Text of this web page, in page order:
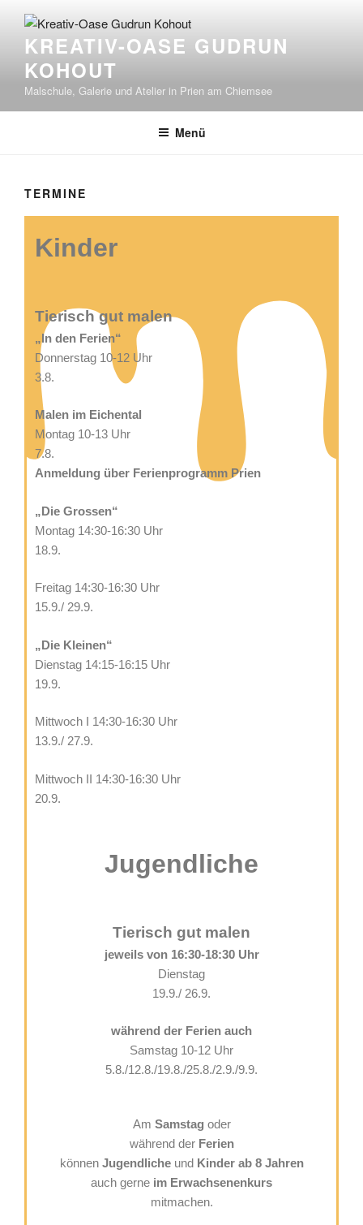
KREATIV-OASE GUDRUN
KOHOUT
Malschule, Galerie und Atelier in Prien am Chiemsee
Menü
TERMINE
Kinder
Tierisch gut malen
„In den Ferien“
Donnerstag 10-12 Uhr
3.8.
Malen im Eichental
Montag 10-13 Uhr
7.8.
Anmeldung über Ferienprogramm Prien
„Die Grossen“
Montag 14:30-16:30 Uhr
18.9.
Freitag 14:30-16:30 Uhr
15.9./ 29.9.
„Die Kleinen“
Dienstag 14:15-16:15 Uhr
19.9.
Mittwoch I 14:30-16:30 Uhr
13.9./ 27.9.
Mittwoch II 14:30-16:30 Uhr
20.9.
Jugendliche
Tierisch gut malen
jeweils von 16:30-18:30 Uhr
Dienstag
19.9./ 26.9.
während der Ferien auch
Samstag 10-12 Uhr
5.8./12.8./19.8./25.8./2.9./9.9.
Am Samstag oder
während derFerien
können Jugendliche undKinder ab 8 Jahren
auch gerne im Erwachsenenkurs
mitmachen.